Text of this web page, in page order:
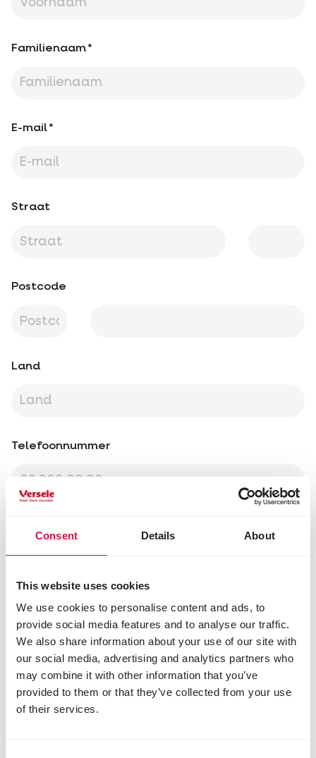
Consent Details About
This website uses cookies
We use cookies to personalise content and ads, to
provide social media features and to analyse our traffic.
We also share information about your use of our site with
our social media, advertising and analytics partners who
may combine it with other information that you’ve
provided to them or that they’ve collected from your use
of their services.
Familienaam
E-mail
Straat
Postcode
Land
Telefoonnummer
Jouw vraag
ik heb een vraag over
Algemeen
Website
Product